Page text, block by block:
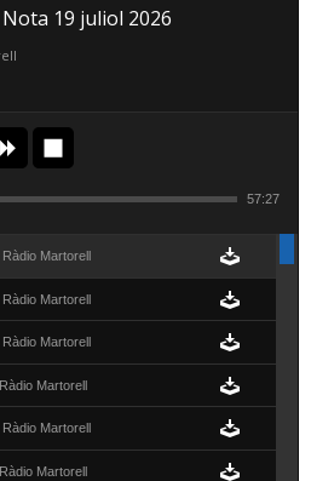
19 juliol 2026
57:27
Ràdio Martorell
Ràdio Martorell
Ràdio Martorell
Martorell
Ràdio Martorell
Martorell